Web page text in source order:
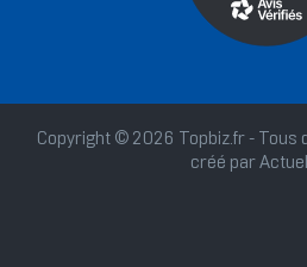
Copyright © 2026 Topbiz.fr - Tous
créé par